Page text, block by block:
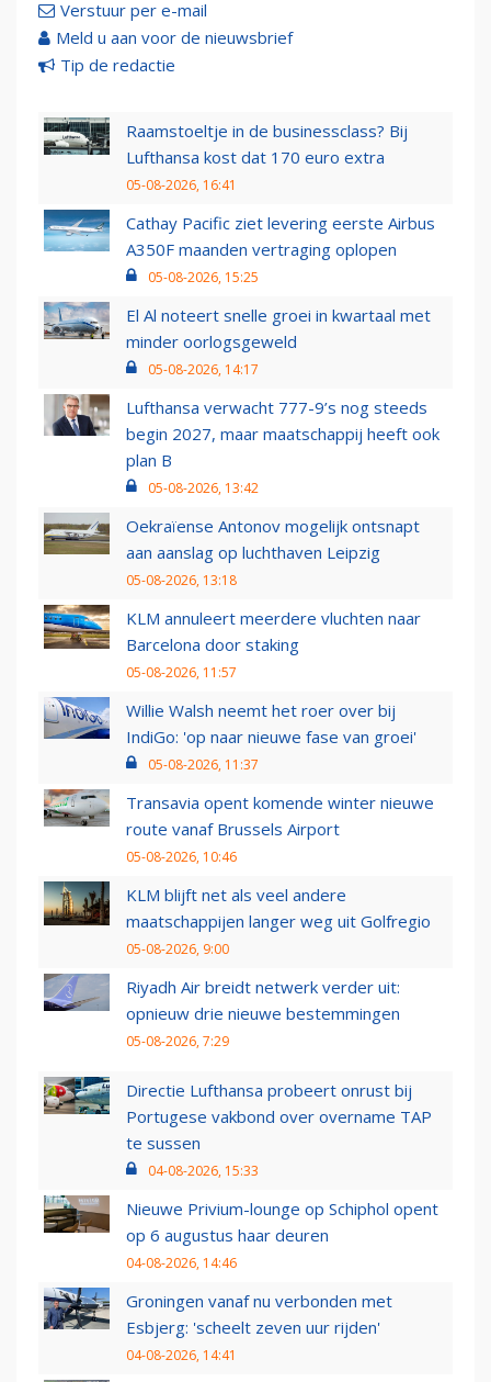
Verstuur per e-mail
Meld u aan voor de nieuwsbrief
Tip de redactie
Raamstoeltje in de businessclass? Bij
Lufthansa kost dat 170 euro extra
05-08-2026, 16:41
Cathay Pacific ziet levering eerste Airbus
A350F maanden vertraging oplopen
05-08-2026, 15:25
El Al noteert snelle groei in kwartaal met
minder oorlogsgeweld
05-08-2026, 14:17
Lufthansa verwacht 777-9’s nog steeds
begin 2027, maar maatschappij heeft ook
plan B
05-08-2026, 13:42
Oekraïense Antonov mogelijk ontsnapt
aan aanslag op luchthaven Leipzig
05-08-2026, 13:18
KLM annuleert meerdere vluchten naar
Barcelona door staking
05-08-2026, 11:57
Willie Walsh neemt het roer over bij
IndiGo: 'op naar nieuwe fase van groei'
05-08-2026, 11:37
Transavia opent komende winter nieuwe
route vanaf Brussels Airport
05-08-2026, 10:46
KLM blijft net als veel andere
maatschappijen langer weg uit Golfregio
05-08-2026, 9:00
Riyadh Air breidt netwerk verder uit:
opnieuw drie nieuwe bestemmingen
05-08-2026, 7:29
Directie Lufthansa probeert onrust bij
Portugese vakbond over overname TAP
te sussen
04-08-2026, 15:33
Nieuwe Privium-lounge op Schiphol opent
op 6 augustus haar deuren
04-08-2026, 14:46
Groningen vanaf nu verbonden met
Esbjerg: 'scheelt zeven uur rijden'
04-08-2026, 14:41